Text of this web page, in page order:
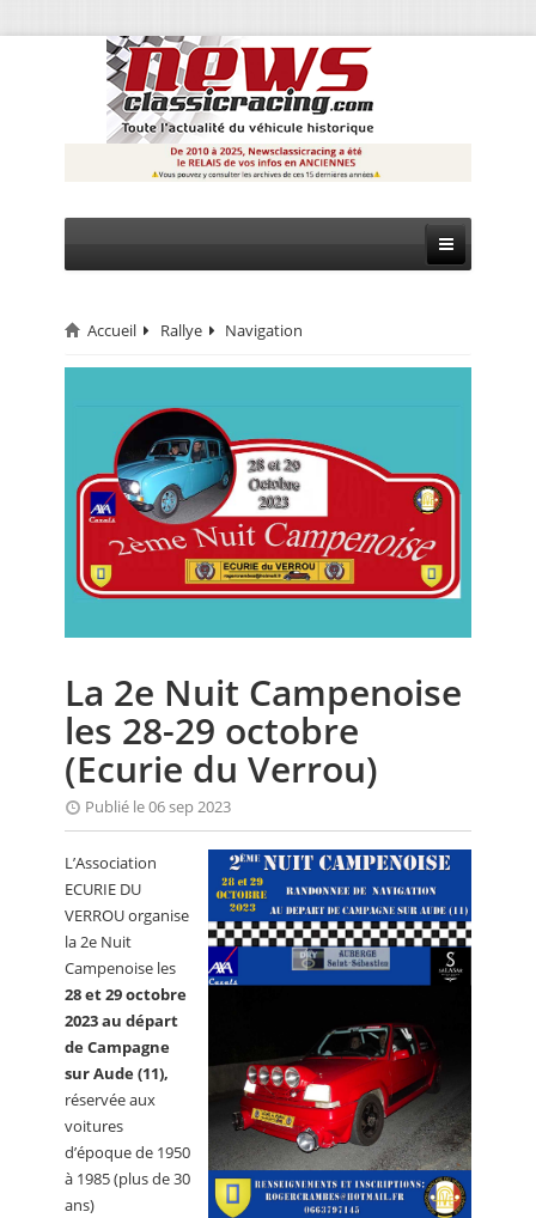
CIRCUIT
MONTAGNE
EVÈNEMENTS
CALENDRIER
FOCUS
ANNUAIRES
PETITES ANNONCES
Accueil Rallye Navigation
La 2e Nuit Campenoise
les 28-29 octobre
(Ecurie du Verrou)
Publié le 06 sep 2023
L’Association
ECURIE DU
VERROU organise
la 2e Nuit
Campenoise les
28 et 29 octobre
2023 au départ
de Campagne
sur Aude (11),
réservée aux
voitures
d’époque de 1950
à 1985 (plus de 30
ans)